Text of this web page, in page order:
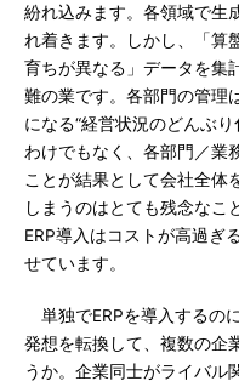
紛れ込みます。各領域で生
れ着きます。しかし、「算
育ちが異なる」データを集
難の業です。各部門の管理
になる“経営状況のどんぶ
わけでもなく、各部門／業
ことが結果として会社全体
しまうのはとても残念なこ
ERP導入はコストが高過ぎ
せています。
単独でERPを導入するの
発想を転換して、複数の企
うか。企業同士がライバル